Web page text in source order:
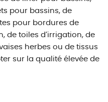
pour bassins, de
pour bordures de
de toiles d’irrigation, de
herbes ou de tissus
sur la qualité élevée de